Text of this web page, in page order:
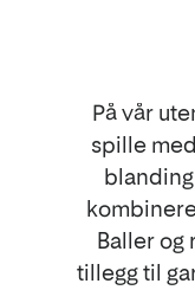
På vår
spille
Baller og
tillegg til